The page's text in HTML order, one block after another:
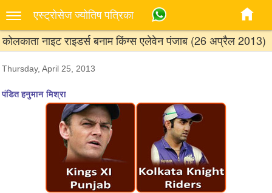
एस्‍ट्रोसेज ज्‍योतिष पत्रिका
कोलकाता नाइट राइडर्स बनाम किंग्स एलेवेन पंजाब (26 अप्रैल 2013)
Thursday, April 25, 2013
पंडित हनुमान मिश्रा